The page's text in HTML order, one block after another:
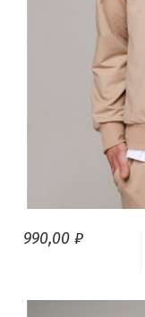
990,00 ₽